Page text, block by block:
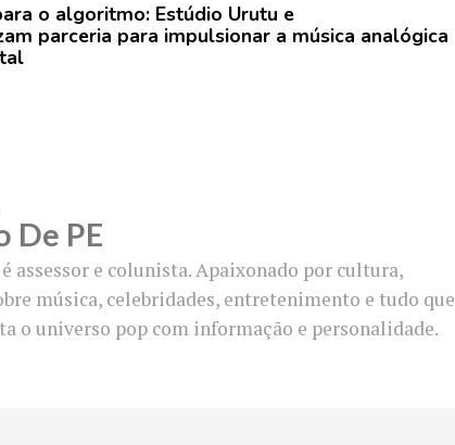
o algoritmo: Estúdio Urutu e
parceria para impulsionar a música analógica
De PE
assessor e colunista. Apaixonado por cultura,
música, celebridades, entretenimento e tudo que
o universo pop com informação e personalidade.